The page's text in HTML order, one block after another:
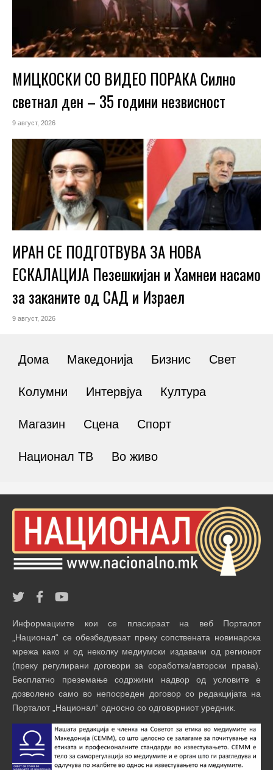
МИЦКОСКИ СО ВИДЕО ПОРАКА Силно
светнал ден – 35 години незвисност
9 август, 2026
ИРАН СЕ ПОДГОТВУВА ЗА НОВА
ЕСКАЛАЦИЈА Пезешкијан и Хамнеи насамо
за заканите од САД и Израел
9 август, 2026
Дома Македонија Бизнис Свет
Колумни Интервјуа Култура
Магазин Сцена Спорт
Национал ТВ Во живо
Информациите кои се пласираат на веб Порталот
„Национал“ се обезбедуваат преку сопствената новинарска
мрежа како и од неколку медиумски издавачи од регионот
(преку регулирани договори за соработка/авторски права).
Бесплатно преземање содржини надвор од условите е
дозволено само во непосреден договор со редакцијата на
Порталот „Национал“ односно со одговорниот уредник.